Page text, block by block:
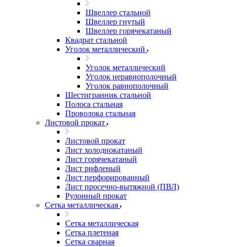
Швеллер стальной
Швеллер гнутый
Швеллер горячекатаный
Квадрат стальной
Уголок металлический
Уголок металлический
Уголок неравнополочный
Уголок равнополочный
Шестигранник стальной
Полоса стальная
Проволока стальная
Листовой прокат
Листовой прокат
Лист холоднокатаный
Лист горячекатаный
Лист рифленый
Лист перфорированный
Лист просечно-вытяжной (ПВЛ)
Рулонный прокат
Сетка металлическая
Сетка металлическая
Сетка плетеная
Сетка сварная